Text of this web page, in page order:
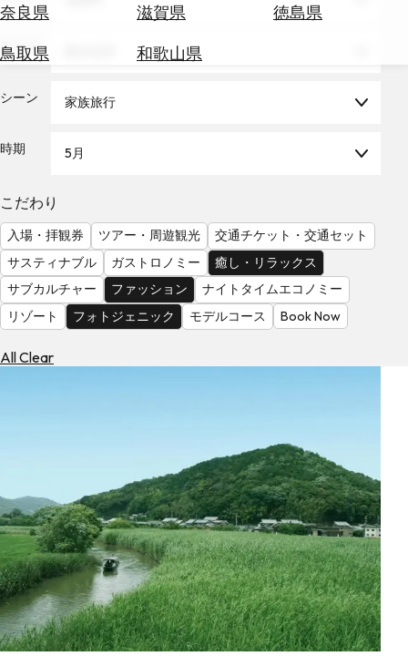
奈良県
滋賀県
徳島県
鳥取県
和歌山県
テ
を
を
見
る
テーマ
シーン 家族旅行
時期 5月
こだわり
入場・拝観券 ツアー・周遊観光
交通チケット・交通セット
サスティナブル
ガストロノミー
癒し・リラックス
サブカルチャー
ファッション
ナイトタイムエコノミー
リゾート
フォトジェニック モデルコース Book Now
All Clear